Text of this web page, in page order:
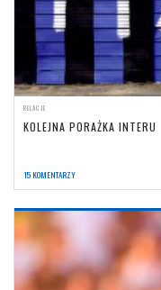
RELACJE
KOLEJNA PORAŻKA INTERU
15 KOMENTARZY